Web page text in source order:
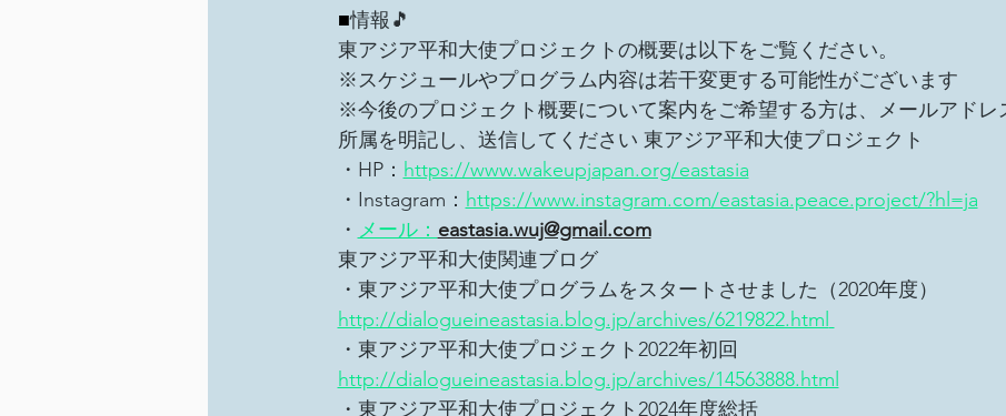
■情報🎵
東アジア平和大使プロジェクトの概要は以下をご覧ください。
※スケジュールやプログラム内容は若干変更する可能性がございます
※今後のプロジェクト概要について案内をご希望する方は、メールアドレ
所属を明記し、送信してください 東アジア平和大使プロジェクト
・HP： https://www.wakeupjapan.org/eastasia
・Instagram： https://www.instagram.com/eastasia.peace.project/?hl=ja
・ メール： eastasia.wuj@gmail.com
東アジア平和大使関連ブログ
・東アジア平和大使プログラムをスタートさせました（2020年度）
http://dialogueineastasia.blog.jp/archives/6219822.html
・東アジア平和大使プロジェクト2022年初回
http://dialogueineastasia.blog.jp/archives/14563888.html
・東アジア平和大使プロジェクト2024年度総括